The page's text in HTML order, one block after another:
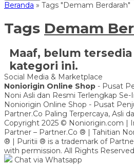
Beranda » Tags "Demam Berdarah"
Tags Demam
Maaf, belum
kategori ini.
Social Media & Marketplace
Noniorigin Online Shop - Pusat
Noni Asli dan Resmi Terlengkap Se-
Noniorigin Online Shop - Pusat
Partner.Co Paling Terpercaya, Asli
Copyright 2025 © Noniorigin.com |
Partner – Partner.Co ® | Tahitian
® | Puritii ® is a trademark of
with permission. All Rights Reserved
Chat via Whatsapp